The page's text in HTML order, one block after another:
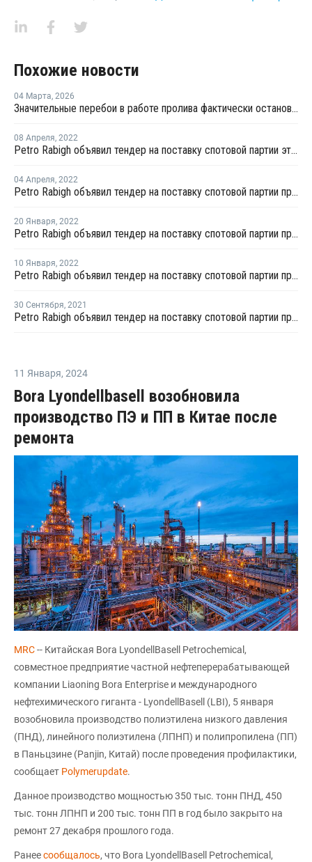
Похожие новости
04 Марта, 2026
Значительные перебои в работе пролива фактически остановят производство МЭГ в Персидском заливе
08 Апреля, 2022
Petro Rabigh объявил тендер на поставку спотовой партии этилена с отгрузкой во второй половине апреля
04 Апреля, 2022
Petro Rabigh объявил тендер на поставку спотовой партии пропилена с отгрузкой в середине апреля
20 Января, 2022
Petro Rabigh объявил тендер на поставку спотовой партии пропилена с отгрузкой в конце января
10 Января, 2022
Petro Rabigh объявил тендер на поставку спотовой партии пропилена с отгрузкой в середине января
30 Сентября, 2021
Petro Rabigh объявил тендер на поставку спотовой партии пропилена с отгрузкой в первой половине октября
11 Января, 2024
Bora Lyondellbasell возобновила
производство ПЭ и ПП в Китае после
ремонта
MRC-- Китайская Bora LyondellBasell Petrochemical,
совместное предприятие частной нефтеперерабатывающей
компании Liaoning Bora Enterprise и международного
нефтехимического гиганта - LyondellBasell (LBI), 5 января
возобновила производство полиэтилена низкого давления
(ПНД), линейного полиэтилена (ЛПНП) и полипропилена (ПП)
в Паньцзине (Panjin, Китай) после проведения профилактики,
сообщает Polymerupdate.
Данное производство мощностью 350 тыс. тонн ПНД, 450
тыс. тонн ЛПНП и 200 тыс. тонн ПП в год было закрыто на
ремонт 27 декабря прошлого года.
Ранеесообщалось, что Bora LyondellBasell Petrochemical,